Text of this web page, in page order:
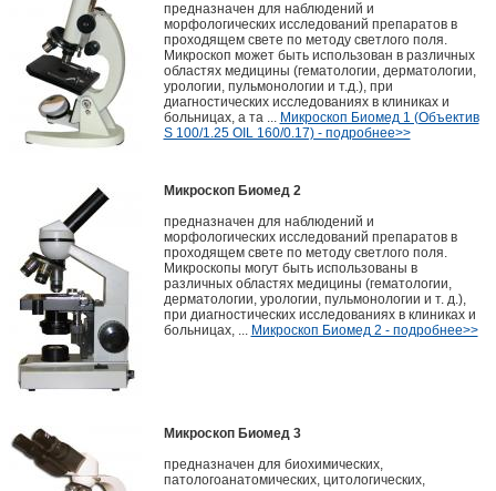
предназначен для наблюдений и
морфологических исследований препаратов в
проходящем свете по методу светлого поля.
Микроскоп может быть использован в различных
областях медицины (гематологии, дерматологии,
урологии, пульмонологии и т.д.), при
диагностических исследованиях в клиниках и
больницах, а та ... Микроскоп Биомед 1 (Объектив
S 100/1.25 OIL 160/0.17) - подробнее>>
Микроскоп Биомед 2
предназначен для наблюдений и
морфологических исследований препаратов в
проходящем свете по методу светлого поля.
Микроскопы могут быть использованы в
различных областях медицины (гематологии,
дерматологии, урологии, пульмонологии и т. д.),
при диагностических исследованиях в клиниках и
больницах, ... Микроскоп Биомед 2 - подробнее>>
Микроскоп Биомед 3
предназначен для биохимических,
патологоанатомических, цитологических,